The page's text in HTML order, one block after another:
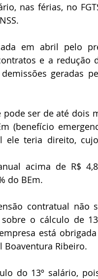
nas férias, no
em abril pelo
e a redução
geradas
ser de até dois
(benefício
ele teria direito,
acima de R$
do BEm.
contratual não
o cálculo de
está obrigada
Boaventura Ribeiro.
do 13º salário,